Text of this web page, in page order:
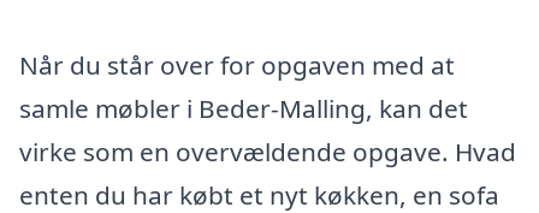
Når du står over for opgaven med at
samle møbler i Beder-Malling, kan det
virke som en overvældende opgave. Hvad
enten du har købt et nyt køkken, en sofa